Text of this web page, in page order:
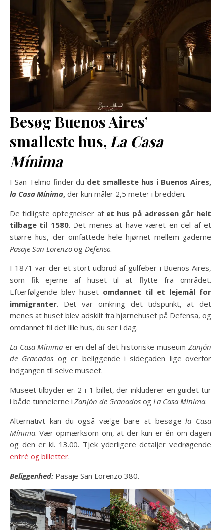
Besøg Buenos Aires’
smalleste hus, La Casa
Mínima
I San Telmo finder du det smalleste hus i Buenos Aires,
la Casa Mínima, der kun måler 2,5 meter i bredden.
De tidligste optegnelser af et hus på adressen går helt
tilbage til 1580. Det menes at have været en del af et
større hus, der omfattede hele hjørnet mellem gaderne
Pasaje San Lorenzo og Defensa.
I 1871 var der et stort udbrud af gulfeber i Buenos Aires,
som fik ejerne af huset til at flytte fra området.
Efterfølgende blev huset omdannet til et lejemål for
immigranter. Det var omkring det tidspunkt, at det
menes at huset blev adskilt fra hjørnehuset på Defensa, og
omdannet til det lille hus, du ser i dag.
La Casa Mínimaer en del af det historiske museumZanjón
de Granados og er beliggende i sidegaden lige overfor
indgangen til selve museet.
Museet tilbyder en 2-i-1 billet, der inkluderer en guidet tur
i både tunnelerne i Zanjón de Granados og La Casa Mínima.
Alternativt kan du også vælge bare at besøgela Casa
Mínima. Vær opmærksom om, at der kun er én om dagen
og den er kl. 13.00. Tjek yderligere detaljer vedrøgende
entré og billetter.
Beliggenhed: Pasaje San Lorenzo 380.